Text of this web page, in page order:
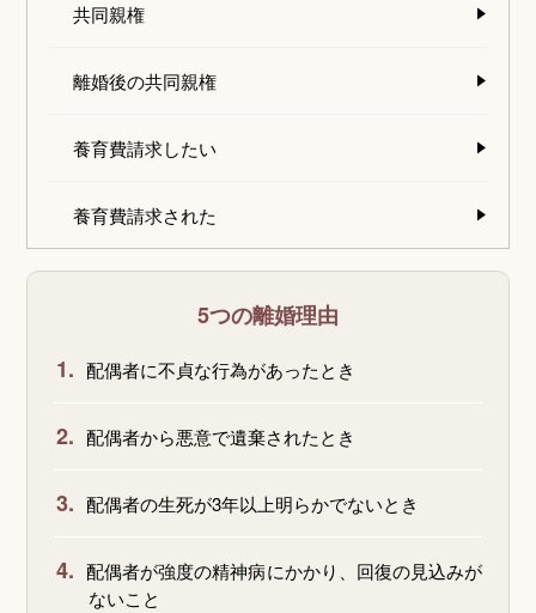
共同親権
離婚後の共同親権
養育費請求したい
養育費請求された
5つの離婚理由
1. 配偶者に不貞な行為があったとき
2. 配偶者から悪意で遺棄されたとき
3. 配偶者の生死が3年以上明らかでないとき
4. 配偶者が強度の精神病にかかり、回復の見込みが
ないこと